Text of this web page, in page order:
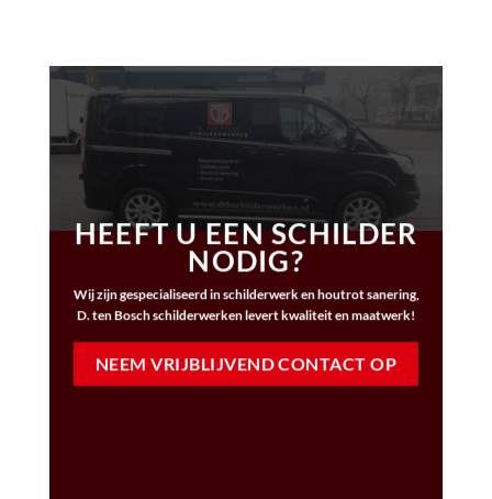
HEEFT U EEN SCHILDER
NODIG?
Wij zijn gespecialiseerd in schilderwerk en houtrot sanering,
D. ten Bosch schilderwerken levert kwaliteit en maatwerk!
NEEM VRIJBLIJVEND CONTACT OP